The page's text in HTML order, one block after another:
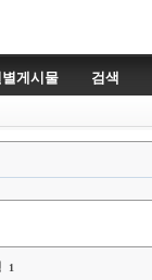
별게시물 검색
1